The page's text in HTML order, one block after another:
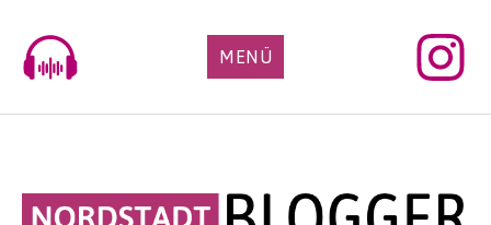
content
MENÜ